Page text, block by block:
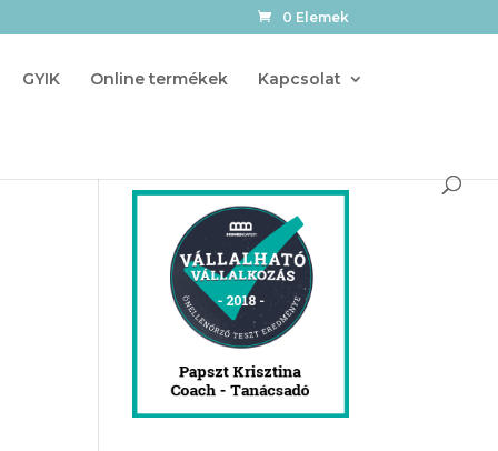
0 Elemek
GYIK Online termékek Kapcsolat